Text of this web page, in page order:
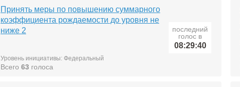
последний
голос в
08:29:40
Принять меры по повышению суммарного
коэффициента рождаемости до уровня не
ниже 2
Уровень инициативы: Федеральный
Всего 63 голоса